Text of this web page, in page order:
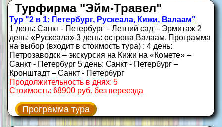
Турфирма "Эйм-Травел"
Тур "2 в 1: Петербург, Рускеала, Кижи, Валаам"
1 день: Санкт - Петербург – Летний сад – Эрмитаж 2
день: «Рускеала» 3 день: острова Валаам. Программа
на выбор (входит в стоимость тура) : 4 день:
Петрозаводск – экскурсия на Кижи на «Комете» –
Санкт - Петербург 5 день: Санкт - Петербург –
Кронштадт – Санкт - Петербург
Продолжительность в днях: 5
Стоимость: 68900 руб. без переезда
Программа тура